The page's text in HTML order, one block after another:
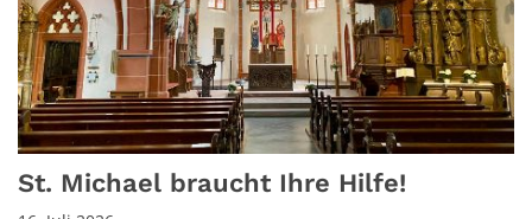
St. Michael braucht Ihre Hilfe!